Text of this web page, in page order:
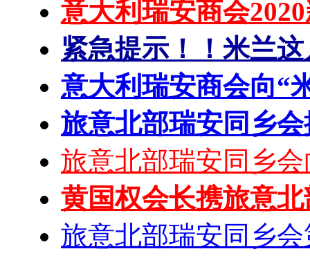
意大利瑞安商会
紧急提示！！米兰
意大利瑞安商会向“
旅意北部瑞安同乡
旅意北部瑞安同乡
黄国权会长携旅意
旅意北部瑞安同乡